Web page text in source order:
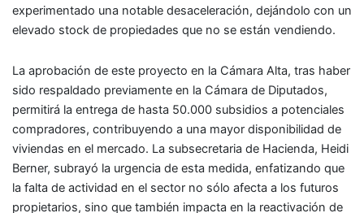
experimentado una notable desaceleración, dejándolo con un
elevado stock de propiedades que no se están vendiendo.
La aprobación de este proyecto en la Cámara Alta, tras haber
sido respaldado previamente en la Cámara de Diputados,
permitirá la entrega de hasta 50.000 subsidios a potenciales
compradores, contribuyendo a una mayor disponibilidad de
viviendas en el mercado. La subsecretaria de Hacienda, Heidi
Berner, subrayó la urgencia de esta medida, enfatizando que
la falta de actividad en el sector no sólo afecta a los futuros
propietarios, sino que también impacta en la reactivación de